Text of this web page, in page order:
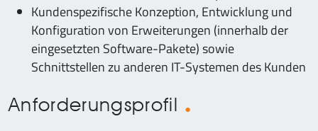
Kundenspezifische Konzeption, Entwicklung und
Konfiguration von Erweiterungen (innerhalb der
eingesetzten Software-Pakete) sowie
Schnittstellen zu anderen IT-Systemen des Kunden
Anforderungsprofil